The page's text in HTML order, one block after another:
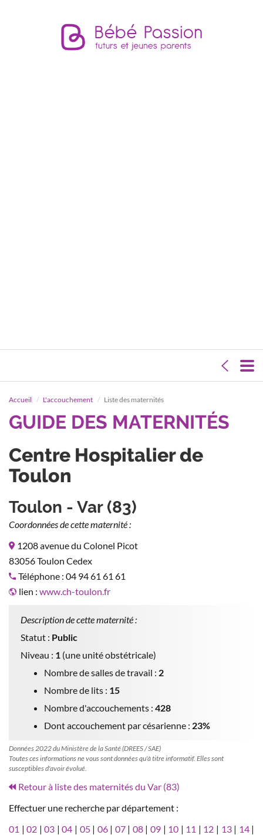
Accueil L'accouchement Liste des maternités
GUIDE DES MATERNITÉS
Centre Hospitalier de
Toulon
Toulon - Var (83)
Coordonnées de cette maternité :
1208 avenue du Colonel Picot
83056 Toulon Cedex
Téléphone : 04 94 61 61 61
lien : www.ch-toulon.fr
Description de cette maternité :
Statut : Public
Niveau : 1 (une unité obstétricale)
Nombre de salles de travail : 2
Nombre de lits : 15
Nombre d'accouchements : 428
Dont accouchement par césarienne : 23%
Données 2022 du Ministère de la Santé (DREES / SAE)
Toutes ces informations ne vous sont données qu'à titre informatif. Elles sont
susceptibles d'avoir évolué.
Retour à liste des maternités du Var (83)
Effectuer une recherche par département :
01 |02 |03 |04 | 05| 06| 07| 08| 09 | 10 | 11 | 12 | 13| 14|